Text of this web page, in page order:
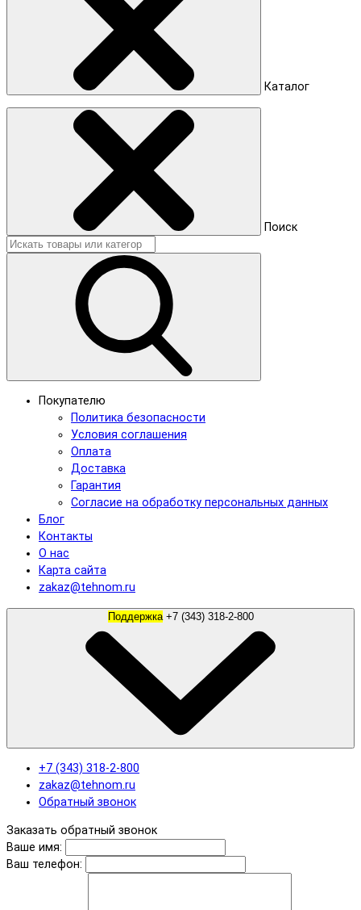
Каталог
Поиск
Покупателю
Политика безопасности
Условия соглашения
Оплата
Доставка
Гарантия
Согласие на обработку персональных данных
Блог
Контакты
О нас
Карта сайта
zakaz@tehnom.ru
Поддержка +7 (343) 318-2-800
+7 (343) 318-2-800
zakaz@tehnom.ru
Обратный звонок
Заказать обратный звонок
Ваше имя:
Ваш телефон: